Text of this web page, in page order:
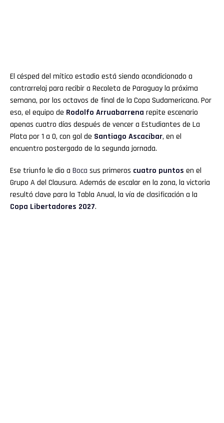
El césped del mítico estadio está siendo acondicionado a
contrarreloj para recibir a Recoleta de Paraguay la próxima
semana, por los octavos de final de la Copa Sudamericana. Por
eso, el equipo de Rodolfo Arruabarrena repite escenario
apenas cuatro días después de vencer a Estudiantes de La
Plata por 1 a 0, con gol de Santiago Ascacíbar, en el
encuentro postergado de la segunda jornada.
Ese triunfo le dio a Boca sus primeros cuatro puntos en el
Grupo A del Clausura. Además de escalar en la zona, la victoria
resultó clave para la Tabla Anual, la vía de clasificación a la
Copa Libertadores 2027.